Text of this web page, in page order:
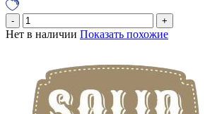
Нет в наличии Показать похожие